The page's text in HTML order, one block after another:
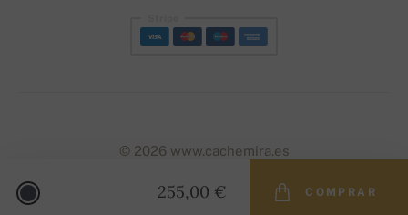
255,00 € COMPRAR
© 2026 www.cachemira.es
Designed with bynaum. | Powered by Simplia.cz.